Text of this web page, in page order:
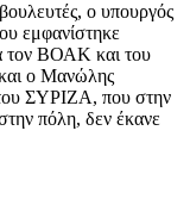
ο υπουργός
εμφανίστηκε
τον ΒΟΑΚ και του
ο Μανώλης
ΣΥΡΙΖΑ, που στην
πόλη, δεν έκανε